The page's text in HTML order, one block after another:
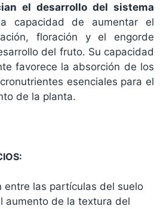
el desarrollo del sistema
capacidad de aumentar el
floración y el engorde
del fruto. Su capacidad
favorece la absorción de los
esenciales para el
de la planta.
entre las partículas del suelo
aumento de la textura del